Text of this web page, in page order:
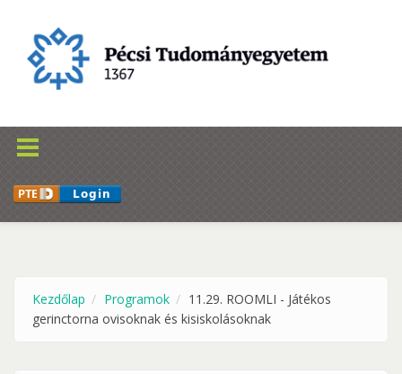
Kezdőlap Programok
11.29. ROOMLI - Játékos
gerinctorna ovisoknak és kisiskolásoknak